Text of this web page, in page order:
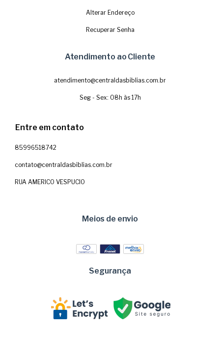
Alterar Endereço
Recuperar Senha
Atendimento ao Cliente
atendimento@centraldasbiblias.com.br
Seg - Sex: 08h às 17h
Entre em contato
85996518742
contato@centraldasbiblias.com.br
RUA AMERICO VESPUCIO
Meios de envio
Segurança